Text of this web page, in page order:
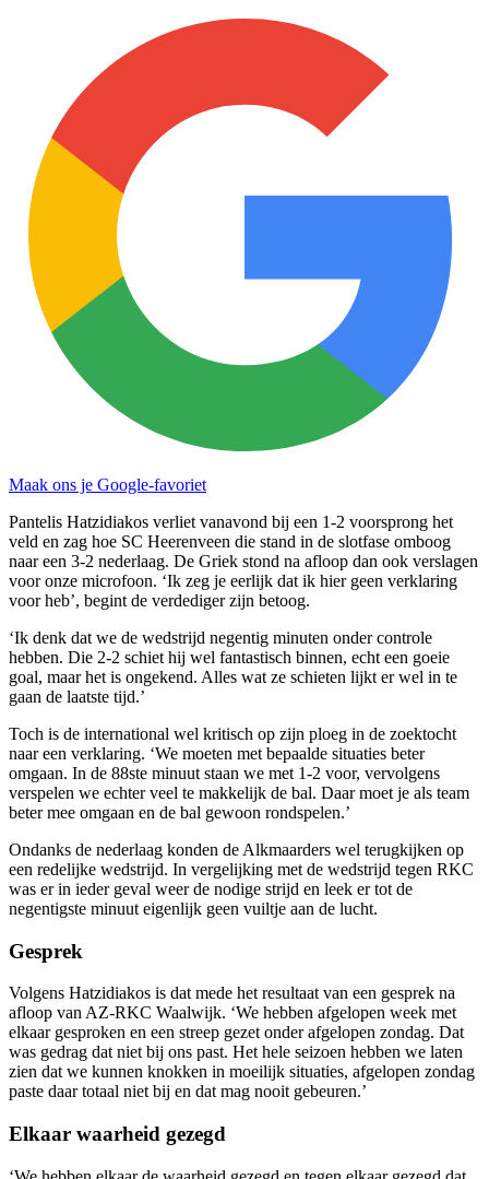
Maak ons je Google-favoriet
Pantelis Hatzidiakos verliet vanavond bij een 1-2 voorsprong het
veld en zag hoe SC Heerenveen die stand in de slotfase omboog
naar een 3-2 nederlaag. De Griek stond na afloop dan ook verslagen
voor onze microfoon. ‘Ik zeg je eerlijk dat ik hier geen verklaring
voor heb’, begint de verdediger zijn betoog.
‘Ik denk dat we de wedstrijd negentig minuten onder controle
hebben. Die 2-2 schiet hij wel fantastisch binnen, echt een goeie
goal, maar het is ongekend. Alles wat ze schieten lijkt er wel in te
gaan de laatste tijd.’
Toch is de international wel kritisch op zijn ploeg in de zoektocht
naar een verklaring. ‘We moeten met bepaalde situaties beter
omgaan. In de 88ste minuut staan we met 1-2 voor, vervolgens
verspelen we echter veel te makkelijk de bal. Daar moet je als team
beter mee omgaan en de bal gewoon rondspelen.’
Ondanks de nederlaag konden de Alkmaarders wel terugkijken op
een redelijke wedstrijd. In vergelijking met de wedstrijd tegen RKC
was er in ieder geval weer de nodige strijd en leek er tot de
negentigste minuut eigenlijk geen vuiltje aan de lucht.
Gesprek
Volgens Hatzidiakos is dat mede het resultaat van een gesprek na
afloop van AZ-RKC Waalwijk. ‘We hebben afgelopen week met
elkaar gesproken en een streep gezet onder afgelopen zondag. Dat
was gedrag dat niet bij ons past. Het hele seizoen hebben we laten
zien dat we kunnen knokken in moeilijk situaties, afgelopen zondag
paste daar totaal niet bij en dat mag nooit gebeuren.’
Elkaar waarheid gezegd